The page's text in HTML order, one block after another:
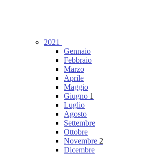
2021
Gennaio
Febbraio
Marzo
Aprile
Maggio
Giugno 1
Luglio
Agosto
Settembre
Ottobre
Novembre 2
Dicembre